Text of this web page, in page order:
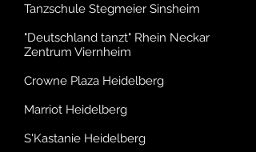
Tanzschule Stegmeier Sinsheim
"Deutschland tanzt" Rhein Neckar
Zentrum Viernheim
Crowne Plaza Heidelberg
Marriot Heidelberg
S'Kastanie Heidelberg